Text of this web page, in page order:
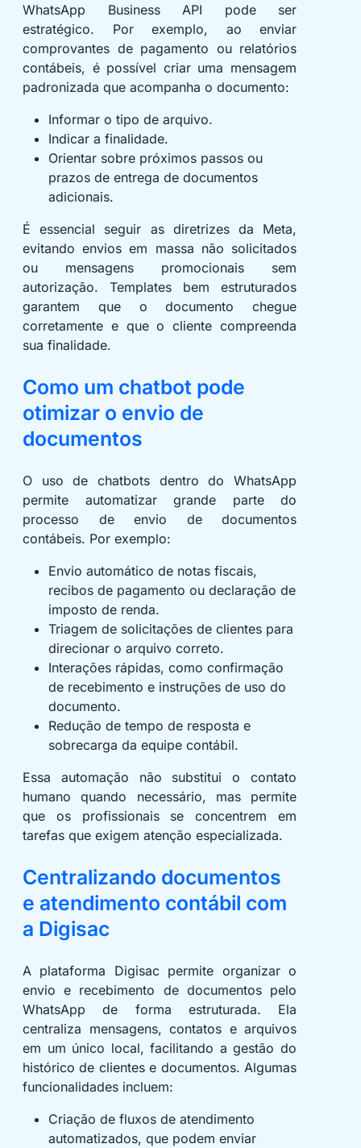
WhatsApp Business API pode ser
estratégico. Por exemplo, ao enviar
comprovantes de pagamento ou relatórios
contábeis, é possível criar uma mensagem
padronizada que acompanha o documento:
Informar o tipo de arquivo.
Indicar a finalidade.
Orientar sobre próximos passos ou
prazos de entrega de documentos
adicionais.
É essencial seguir as diretrizes da Meta,
evitando envios em massa não solicitados
ou mensagens promocionais sem
autorização. Templates bem estruturados
garantem que o documento chegue
corretamente e que o cliente compreenda
sua finalidade.
Como um chatbot pode
otimizar o envio de
documentos
O uso de chatbots dentro do WhatsApp
permite automatizar grande parte do
processo de envio de documentos
contábeis. Por exemplo:
Envio automático de notas fiscais,
recibos de pagamento ou declaração de
imposto de renda.
Triagem de solicitações de clientes para
direcionar o arquivo correto.
Interações rápidas, como confirmação
de recebimento e instruções de uso do
documento.
Redução de tempo de resposta e
sobrecarga da equipe contábil.
Essa automação não substitui o contato
humano quando necessário, mas permite
que os profissionais se concentrem em
tarefas que exigem atenção especializada.
Centralizando documentos
e atendimento contábil com
a Digisac
A plataforma Digisac permite organizar o
envio e recebimento de documentos pelo
WhatsApp de forma estruturada. Ela
centraliza mensagens, contatos e arquivos
em um único local, facilitando a gestão do
histórico de clientes e documentos. Algumas
funcionalidades incluem:
Criação de fluxos de atendimento
automatizados, que podem enviar